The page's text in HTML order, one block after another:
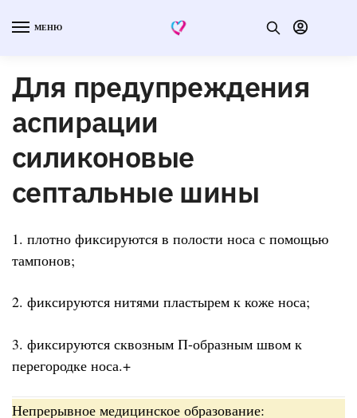
МЕНЮ
Для предупреждения
аспирации
силиконовые
септальные шины
1. плотно фиксируются в полости носа с помощью
тампонов;
2. фиксируются нитями пластырем к коже носа;
3. фиксируются сквозным П-образным швом к
перегородке носа.+
Непрерывное медицинское образование: